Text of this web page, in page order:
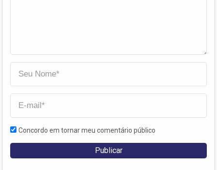
Concordo em tornar meu comentário público